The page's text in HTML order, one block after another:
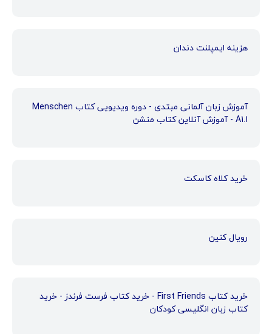
هزینه ایمپلنت دندان
آموزش زبان آلمانی مبتدی - دوره ویدیویی کتاب Menschen
A1.1 - آموزش آنلاین کتاب منشن
خرید کلاه کاسکت
رویال کنین
خرید کتاب First Friends - خرید کتاب فرست فرندز - خرید
کتاب زبان انگلیسی کودکان